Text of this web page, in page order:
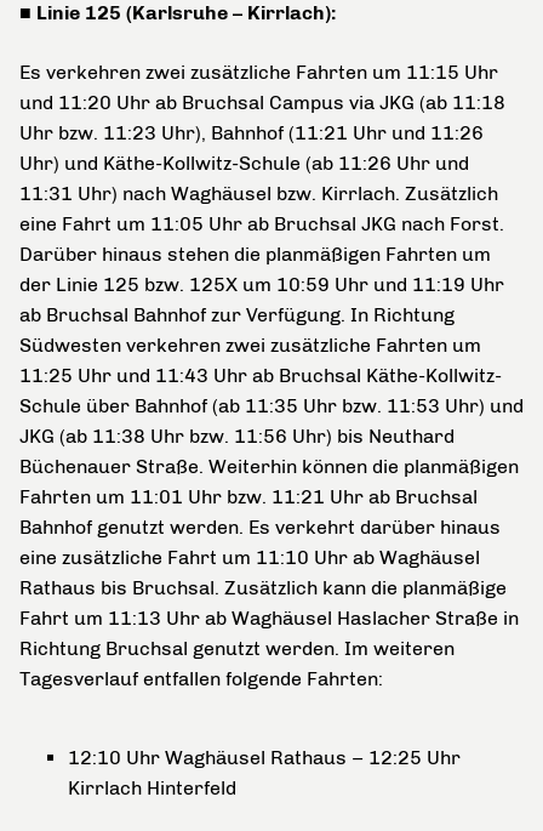
■ Linie 125 (Karlsruhe – Kirrlach):
Es verkehren zwei zusätzliche Fahrten um 11:15 Uhr
und 11:20 Uhr ab Bruchsal Campus via JKG (ab 11:18
Uhr bzw. 11:23 Uhr), Bahnhof (11:21 Uhr und 11:26
Uhr) und Käthe-Kollwitz-Schule (ab 11:26 Uhr und
11:31 Uhr) nach Waghäusel bzw. Kirrlach. Zusätzlich
eine Fahrt um 11:05 Uhr ab Bruchsal JKG nach Forst.
Darüber hinaus stehen die planmäßigen Fahrten um
der Linie 125 bzw. 125X um 10:59 Uhr und 11:19 Uhr
ab Bruchsal Bahnhof zur Verfügung. In Richtung
Südwesten verkehren zwei zusätzliche Fahrten um
11:25 Uhr und 11:43 Uhr ab Bruchsal Käthe-Kollwitz-
Schule über Bahnhof (ab 11:35 Uhr bzw. 11:53 Uhr) und
JKG (ab 11:38 Uhr bzw. 11:56 Uhr) bis Neuthard
Büchenauer Straße. Weiterhin können die planmäßigen
Fahrten um 11:01 Uhr bzw. 11:21 Uhr ab Bruchsal
Bahnhof genutzt werden. Es verkehrt darüber hinaus
eine zusätzliche Fahrt um 11:10 Uhr ab Waghäusel
Rathaus bis Bruchsal. Zusätzlich kann die planmäßige
Fahrt um 11:13 Uhr ab Waghäusel Haslacher Straße in
Richtung Bruchsal genutzt werden. Im weiteren
Tagesverlauf entfallen folgende Fahrten:
12:10 Uhr Waghäusel Rathaus – 12:25 Uhr
Kirrlach Hinterfeld